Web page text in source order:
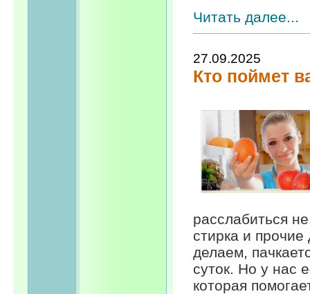
Читать далее...
27.09.2025
Кто поймет
расслабиться
стирка и
делаем,
суток. Но у нас
которая